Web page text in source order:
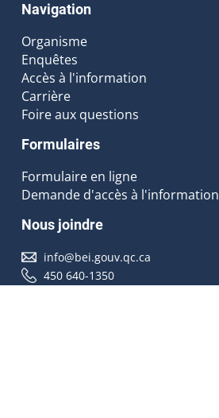
Navigation
Organisme
Enquêtes
Accès à l'information
Carrière
Foire aux questions
Formulaires
Formulaire en ligne
Demande d'accès à l'information
Nous joindre
info@bei.gouv.qc.ca
450 640-1350